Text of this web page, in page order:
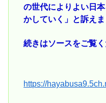
の世代によりよい日
かしていく」と訴えま
続きはソースをご覧
https://